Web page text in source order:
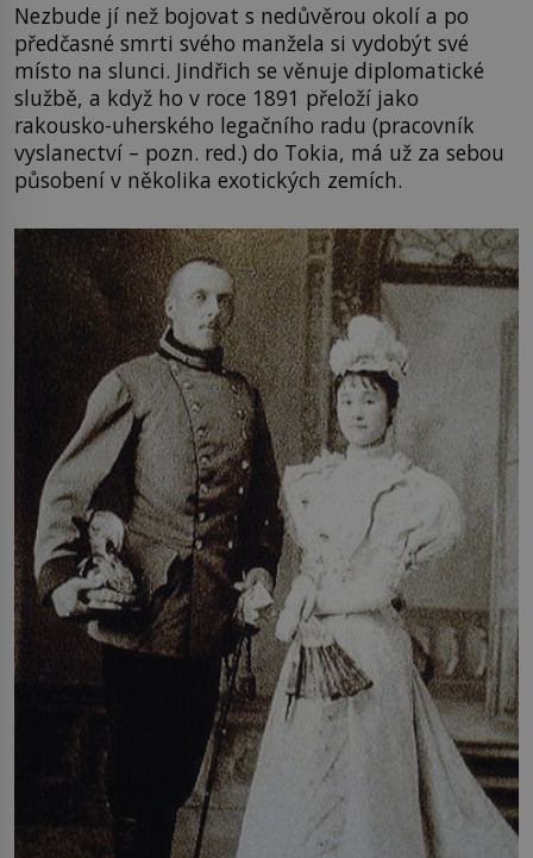
Nezbude jí než bojovat s nedůvěrou okolí a po
předčasné smrti svého manžela si vydobýt své
místo na slunci. Jindřich se věnuje diplomatické
službě, a když ho v roce 1891 přeloží jako
rakousko-uherského legačního radu (pracovník
vyslanectví – pozn. red.) do Tokia, má už za sebou
působení v několika exotických zemích.